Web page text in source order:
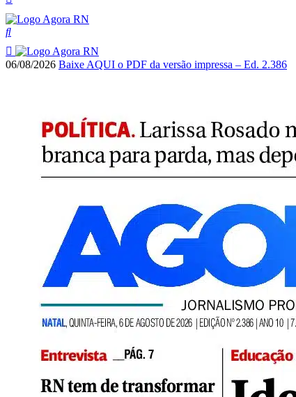
06/08/2026 Baixe AQUI o PDF da versão impressa – Ed. 2.386